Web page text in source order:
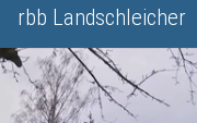
rbb Landschleicher